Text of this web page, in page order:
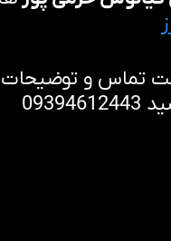
تماس و توضیحات